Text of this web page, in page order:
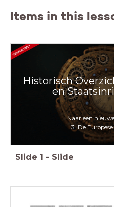
Items in this
Historisch
en
Naar een
3. De
Slide 1 - Slide